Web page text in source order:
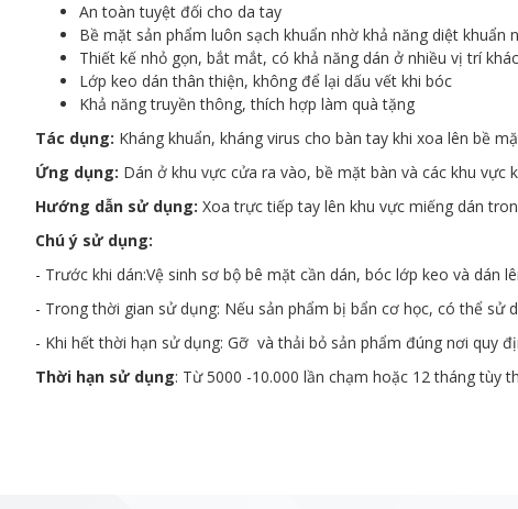
An toàn tuyệt đối cho da tay
Bề mặt sản phẩm luôn sạch khuẩn nhờ khả năng diệt khuẩn
Thiết kế nhỏ gọn, bắt mắt, có khả năng dán ở nhiều vị trí
Lớp keo dán thân thiện, không để lại dấu vết khi bóc
Khả năng truyền thông, thích hợp làm quà tặng
Tác dụng: Kháng khuẩn, kháng virus cho bàn tay khi xoa lên bề
Ứng dụng: Dán ở khu vực cửa ra vào, bề mặt bàn và các khu vực
Hướng dẫn sử dụng: Xoa trực tiếp tay lên khu vực miếng dán
Chú ý sử dụng:
- Trước khi dán:Vệ sinh sơ bộ bê mặt cần dán, bóc lớp keo và dán
- Trong thời gian sử dụng: Nếu sản phẩm bị bẩn cơ học, có thể sử
- Khi hết thời hạn sử dụng: Gỡ và thải bỏ sản phẩm đúng nơi quy
Thời hạn sử dụng: Từ 5000 -10.000 lần chạm hoặc 12 tháng tùy